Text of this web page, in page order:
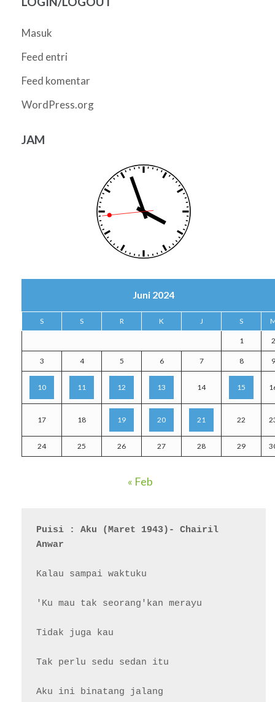
Masuk
Feed entri
Feed komentar
WordPress.org
JAM
Juni 2024
S S R K J S
1 2
3 4 5 6 7 8 9
10 11 12 13 14 15
17 18 19 20 21 22
24 25 26 27 28 29
« Feb
Puisi : Aku (Maret 1943)- Chairil
Anwar
Kalau sampai waktuku
'Ku mau tak seorang'kan merayu
Tidak juga kau
Tak perlu sedu sedan itu
Aku ini binatang jalang